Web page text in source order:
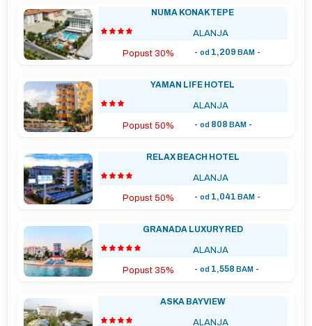
NUMA KONAKTEPE
ALANJA
Popust 30% -od 1,209 BAM -
YAMAN LIFE HOTEL
ALANJA
Popust 50% -od 808 BAM -
RELAX BEACH HOTEL
ALANJA
Popust 50% -od 1,041 BAM -
GRANADA LUXURY RED
ALANJA
Popust 35% -od 1,558 BAM -
ASKA BAYVIEW
ALANJA